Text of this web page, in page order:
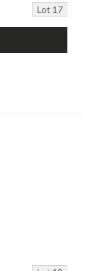
Lot 17